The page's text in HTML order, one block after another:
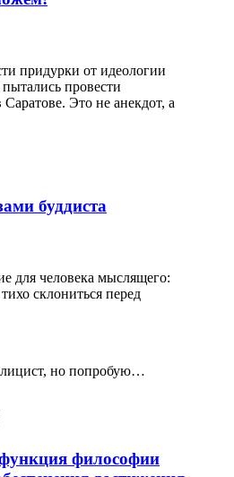
придурки от идеологии
провести
Это не анекдот, а
буддиста
для человека мыслящего:
склониться перед
но попробую…
философии